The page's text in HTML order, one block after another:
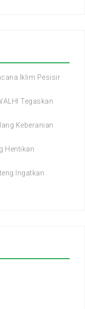
Iklim Pesisir
Tegaskan
Keberanian
Hentikan
Ingatkan